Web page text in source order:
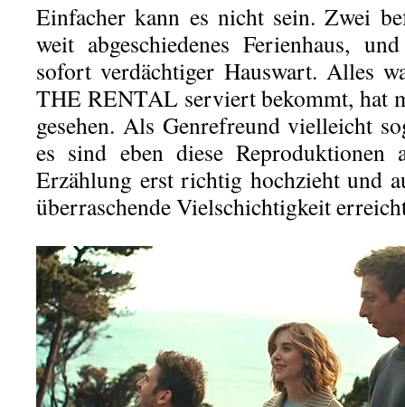
Einfacher kann es nicht sein. Zwei
weit abgeschiedenes Ferienhaus,
sofort verdächtiger Hauswart. Alles
THE RENTAL serviert bekommt, hat
gesehen. Als Genrefreund vielleicht
es sind eben diese Reproduktionen
Erzählung erst richtig hochzieht und
überraschende Vielschichtigkeit